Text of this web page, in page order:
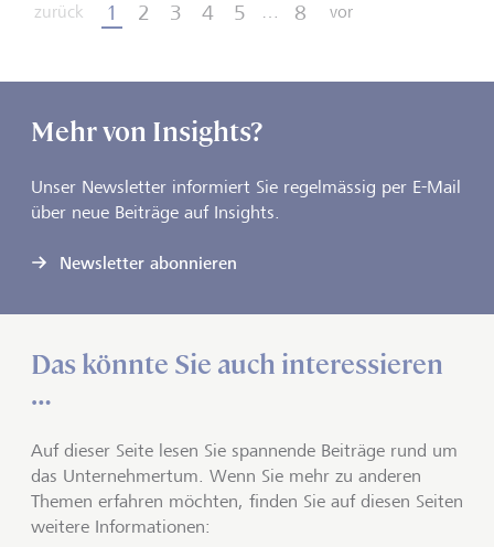
zurück 1 2 3 4 5 … 8 vor
Mehr von Insights?
Unser Newsletter informiert Sie regelmässig per E-Mail
über neue Beiträge auf Insights.
Newsletter abonnieren
Das könnte Sie auch interessieren
…
Auf dieser Seite lesen Sie spannende Beiträge rund um
das Unternehmertum. Wenn Sie mehr zu anderen
Themen erfahren möchten, finden Sie auf diesen Seiten
weitere Informationen: